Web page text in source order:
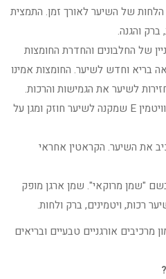
של השיער לאורך זמן. התמצית
והגנה.
של החלבונים והחדרת החומצות
בריא וחדש לשיער. החומצות אמינו
לשיער את הגמישות והרכות.
הינו מועשר בוויטמין E שמקנה לשיער חוזק ומגן על
את השיער. הקראטין אחראי
"שמן מרוקאי". שמן ארגן מופק
רכות, ויטמינים, ברק ולחות.
מרכיבים אורגניים טבעיים ובריאים